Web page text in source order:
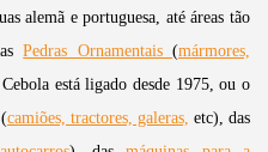
alemã e portuguesa, até áreas tão
Pedras Ornamentais(mármores,
está ligado desde 1975, ou o
(camiões, tractores, galeras, etc), das